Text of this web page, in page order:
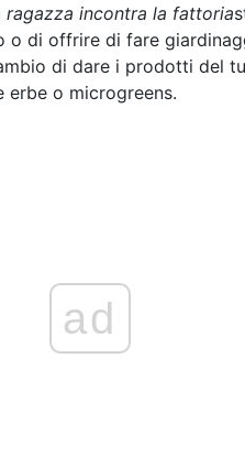
ragazza incontra la fattoria
di offrire di fare
di dare i prodotti del
erbe o microgreens.
ad